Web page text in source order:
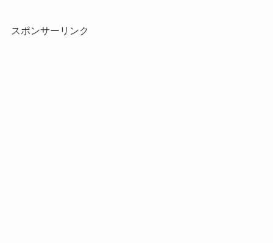
スポンサーリンク